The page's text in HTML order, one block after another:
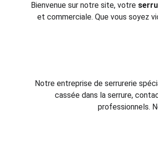
Bienvenue sur notre site, votre
et commerciale. Que vous soyez
Notre entreprise de serrurerie
cassée dans la serrure,
professionnels.